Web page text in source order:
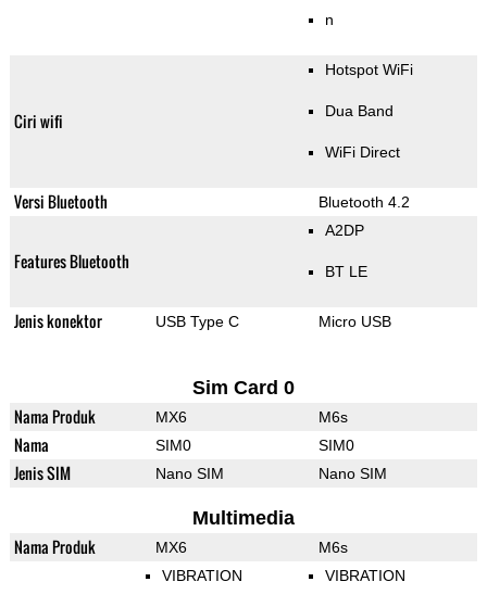
n
Ciri wifi
Hotspot WiFi
Dua Band
WiFi Direct
Versi Bluetooth Bluetooth 4.2
Features Bluetooth
A2DP
BT LE
Jenis konektor USB Type C Micro USB
Sim Card 0
Nama Produk MX6 M6s
Nama SIM0 SIM0
Jenis SIM Nano SIM Nano SIM
Multimedia
Nama Produk MX6 M6s
VIBRATION VIBRATION